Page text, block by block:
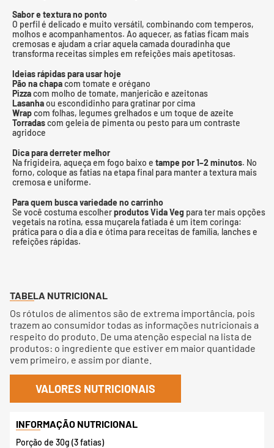
Sabor e textura no ponto
O perfil é delicado e muito versátil, combinando com temperos,
molhos e acompanhamentos. Ao aquecer, as fatias ficam mais
cremosas e ajudam a criar aquela camada douradinha que
transforma receitas simples em refeições mais apetitosas.
Ideias rápidas para usar hoje
Pão na chapacom tomate e orégano
Pizzacom molho de tomate, manjericão e azeitonas
Lasanhaou escondidinho para gratinar por cima
Wrapcom folhas, legumes grelhados e um toque de azeite
Torradascom geleia de pimenta ou pesto para um contraste
agridoce
Dica para derreter melhor
Na frigideira, aqueça em fogo baixo e tampe por 1–2 minutos. No
forno, coloque as fatias na etapa final para manter a textura mais
cremosa e uniforme.
Para quem busca variedade no carrinho
Se você costuma escolherprodutos Vida Veg para ter mais opções
vegetais na rotina, essa muçarela fatiada é um item coringa:
prática para o dia a dia e ótima para receitas de família, lanches e
refeições rápidas.
TABELA NUTRICIONAL
Os rótulos de alimentos são de extrema importância, pois
trazem ao consumidor todas as informações nutricionais a
respeito do produto. De uma atenção especial na lista de
produtos: o ingrediente que estiver em maior quantidade
vem primeiro, e assim por diante.
VALORES NUTRICIONAIS
Porção de 30g (3 fatias)